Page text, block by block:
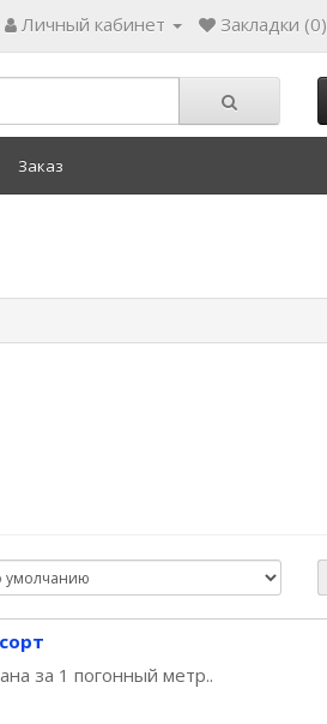
Личный кабинет Закладки (0)
Заказ
за 1 погонный метр..